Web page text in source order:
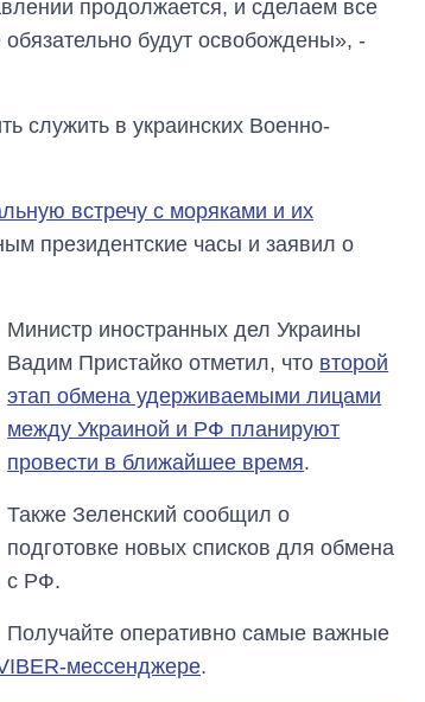
продолжается, и сделаем все
будут освобождены», -
служить в украинских Военно-
встречу с моряками и их
президентские часы и заявил о
Министр иностранных дел Украины
Вадим Пристайко отметил, что второй
этап обмена удерживаемыми лицами
между Украиной и РФ планируют
провести в ближайшее время.
Также Зеленский сообщил о
подготовке новых списков для обмена
с РФ.
Получайте оперативно самые важные
мессенджере.
за лето: Киев и
главной целью рф